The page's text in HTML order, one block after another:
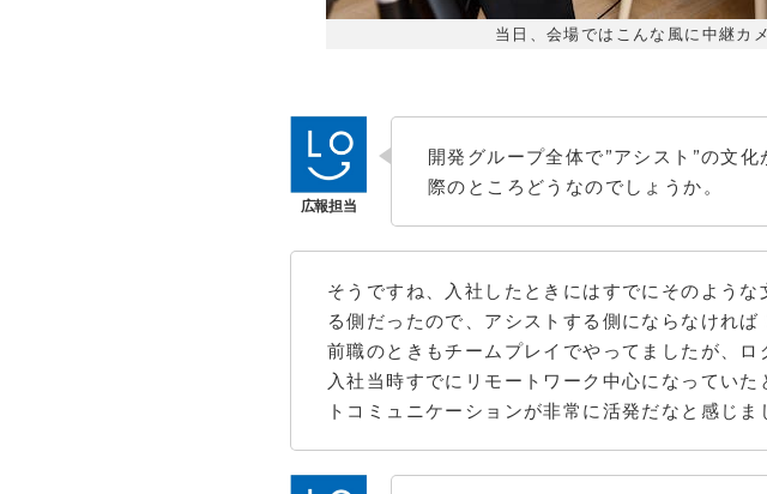
当日、会場ではこんな風に中継カ
開発グループ全体で”アシスト”の文
際のところどうなのでしょうか。
そうですね、入社したときにはすでにそのよう
る側だったので、アシストする側にならなければ
前職のときもチームプレイでやってましたが、
入社当時すでにリモートワーク中心になってい
トコミュニケーションが非常に活発だなと感じま